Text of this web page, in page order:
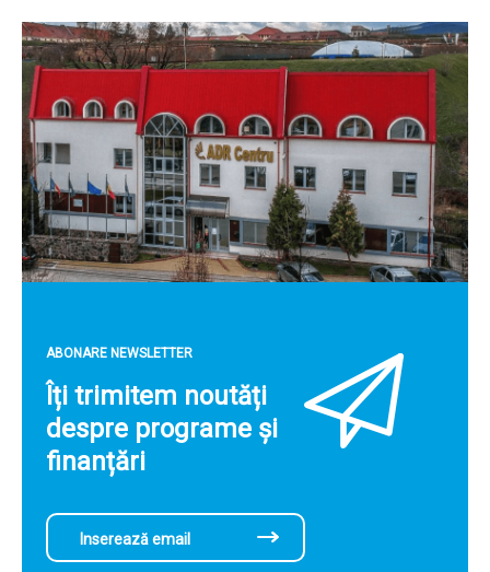
ABONARE NEWSLETTER
Îți trimitem noutăți
despre programe și
finanțări